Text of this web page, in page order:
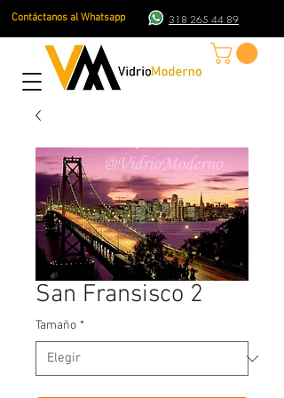
Contáctanos al Whatsapp 318 265 44 89
San Fransisco 2
Tamaño *